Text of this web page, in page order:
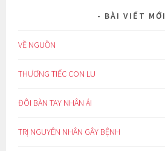
BÀI VIẾT MỚI
VỀ NGUỒN
THƯƠNG TIẾC CON LU
ĐÔI BÀN TAY NHÂN ÁI
TRỊ NGUYÊN NHÂN GÂY BỆNH